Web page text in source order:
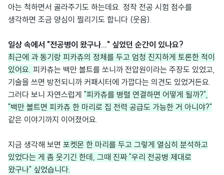
아는 척하면서 골라주기도 하는데요. 정작 전공 시험 점수를
생각하면 조금 양심이 찔리기도 합니다 (웃음).
일상 속에서 "전공병이 왔구나..." 싶었던 순간이 있나요?
최근에 과 동기랑 피카츄의 정체를 두고 엄청 진지하게 토론한 적이
있어요. 피카츄는 백만 볼트를 쏘니까 전압원이라는 주장도 있었고,
기술을 쓰면 방전되니까 커패시터에 가깝다는 의견도 있었거든요.
그러다 보니 자연스럽게 "피카츄를 병렬 연결하면 어떻게 될까?",
"백만 볼트면 피카츄 한 마리로 집 전력 공급도 가능한 거 아니야?"
같은 이야기까지 이어졌어요.
지금 생각해 보면 포켓몬 한 마리를 두고 그렇게 열심히 분석하고
있었다는 게 좀 웃기긴 한데, 그때 진짜 "우리 전공병 제대로
왔구나" 싶었습니다.